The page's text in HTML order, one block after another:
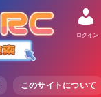
このサイトについて
ログイン